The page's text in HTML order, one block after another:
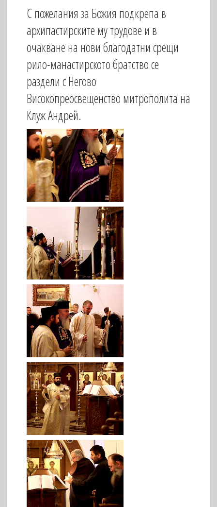
С пожелания за Божия подкрепа в
архипастирските му трудове и в
очакване на нови благодатни срещи
рило-манастирското братство се
раздели с Негово
Високопреосвещенство митрополита на
Клуж Андрей.